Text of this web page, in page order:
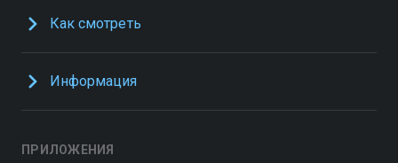
Как смотреть
Информация
ПРИЛОЖЕНИЯ